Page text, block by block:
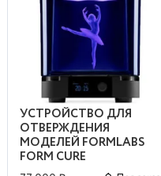
УСТРОЙСТВО ДЛЯ
ОТВЕРЖДЕНИЯ
МОДЕЛЕЙ FORMLABS
FORM CURE